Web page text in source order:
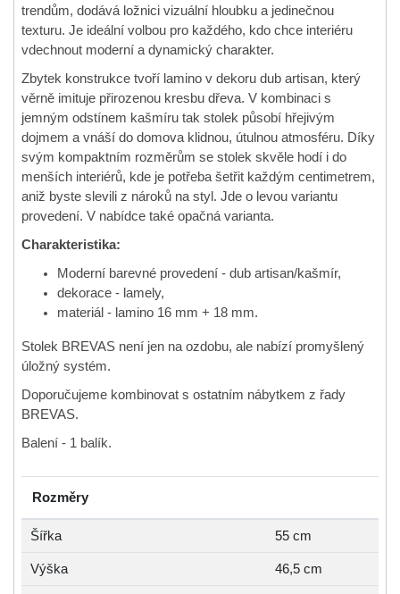
trendům, dodává ložnici vizuální hloubku a jedinečnou
texturu. Je ideální volbou pro každého, kdo chce interiéru
vdechnout moderní a dynamický charakter.
Zbytek konstrukce tvoří lamino v dekoru dub artisan, který
věrně imituje přirozenou kresbu dřeva. V kombinaci s
jemným odstínem kašmíru tak stolek působí hřejivým
dojmem a vnáší do domova klidnou, útulnou atmosféru. Díky
svým kompaktním rozměrům se stolek skvěle hodí i do
menších interiérů, kde je potřeba šetřit každým centimetrem,
aniž byste slevili z nároků na styl. Jde o levou variantu
provedení. V nabídce také opačná varianta.
Charakteristika:
Moderní barevné provedení - dub artisan/kašmír,
dekorace - lamely,
materiál - lamino 16 mm + 18 mm.
Stolek BREVAS není jen na ozdobu, ale nabízí promyšlený
úložný systém.
Doporučujeme kombinovat s ostatním nábytkem z řady
BREVAS.
Balení - 1 balík.
Rozměry
Šířka 55 cm
Výška 46,5 cm